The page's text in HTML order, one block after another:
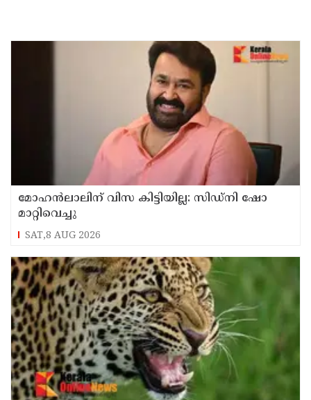
മോഹൻലാലിന് വിസ കിട്ടിയില്ല: സിഡ്നി ഷോ
മാറ്റിവെച്ചു
SAT,8 AUG 2026